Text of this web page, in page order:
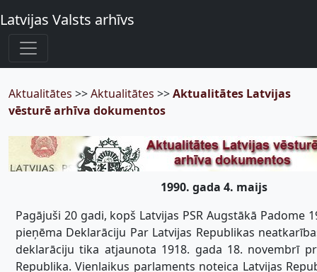
Latvijas Valsts arhīvs
Aktualitātes >>Aktualitātes >>Aktualitātes Latvijas
vēsturē arhīva dokumentos
1990. gada 4. maijs
Pagājuši 20 gadi, kopš Latvijas PSR Augstākā Padome
pieņēma Deklarāciju Par Latvijas Republikas
deklarāciju tika atjaunota 1918. gada 18. novembrī
Republika. Vienlaikus parlaments noteica Latvijas